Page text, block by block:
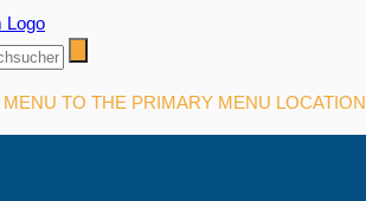
MENU TO THE PRIMARY MENU